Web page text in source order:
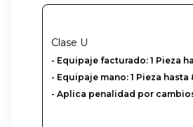
Clase U
-‎ Equipaje facturado: 1 Pieza
- Equipaje mano: 1 Pieza hasta
- Aplica penalidad por